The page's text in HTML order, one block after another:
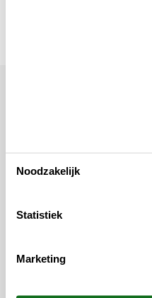
Noodzakelijk
Statistiek
Marketing